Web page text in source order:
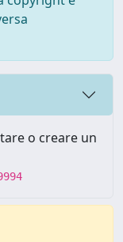
o creare un